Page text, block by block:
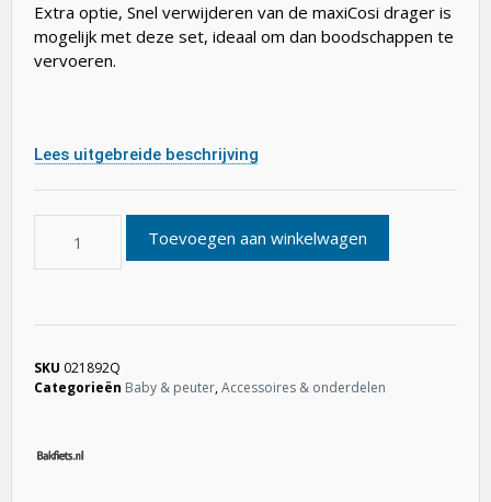
Extra optie, Snel verwijderen van de maxiCosi drager is
mogelijk met deze set, ideaal om dan boodschappen te
vervoeren.
Lees uitgebreide beschrijving
Toevoegen aan winkelwagen
SKU 021892Q
Categorieën Baby & peuter,Accessoires & onderdelen